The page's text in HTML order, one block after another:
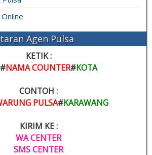
Agen Pulsa
KETIK :
#NAMA COUNTER#KOTA
CONTOH :
PULSA#KARAWANG
KIRIM KE :
WA CENTER
SMS CENTER